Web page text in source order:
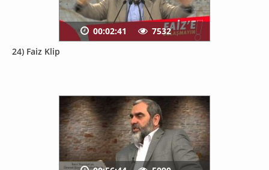
24) Faiz Klip
00:02:41 7532